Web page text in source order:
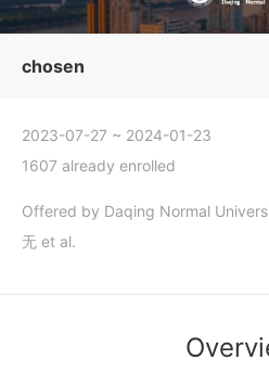
chosen
2023-07-27 ~ 2024-01-23
1607 already enrolled
Offered by Daqing Normal
无 et al.